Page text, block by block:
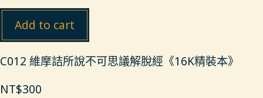
Add to cart
C012 維摩詰所說不可思議解脫經《16K精裝本》
NT$300